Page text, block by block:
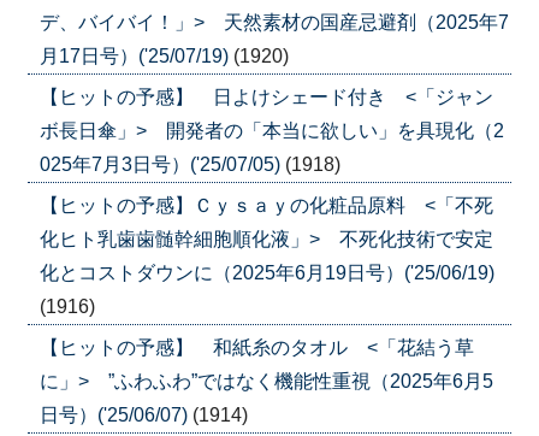
デ、バイバイ！」> 天然素材の国産忌避剤（2025年7
月17日号）('25/07/19) (1920)
【ヒットの予感】 日よけシェード付き <「ジャン
ボ長日傘」> 開発者の「本当に欲しい」を具現化（2
025年7月3日号）('25/07/05) (1918)
【ヒットの予感】Ｃｙｓａｙの化粧品原料 <「不死
化ヒト乳歯歯髄幹細胞順化液」> 不死化技術で安定
化とコストダウンに（2025年6月19日号）('25/06/19)
(1916)
【ヒットの予感】 和紙糸のタオル <「花結う草
に」> ”ふわふわ”ではなく機能性重視（2025年6月5
日号）('25/06/07) (1914)